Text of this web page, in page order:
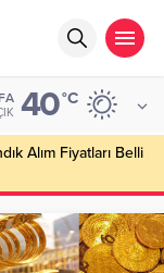
40°C
Alım Fiyatları Belli